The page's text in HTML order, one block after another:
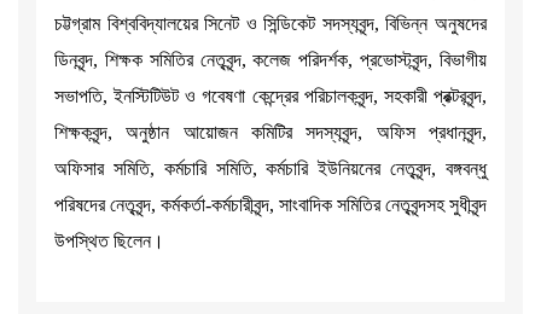
চট্টগ্রাম বিশ্ববিদ্যালয়ের সিনেট ও সিন্ডিকেট সদস্যবৃন্দ, বিভিন্ন অনুষদের
ডিনবৃন্দ, শিক্ষক সমিতির নেতৃবৃন্দ, কলেজ পরিদর্শক, প্রভোস্টবৃন্দ, বিভাগীয়
সভাপতি, ইনস্টিটিউট ও গবেষণা কেন্দ্রের পরিচালকবৃন্দ, সহকারী প্রক্টরবৃন্দ,
শিক্ষকবৃন্দ, অনুষ্ঠান আয়োজন কমিটির সদস্যবৃন্দ, অফিস প্রধানবৃন্দ,
অফিসার সমিতি, কর্মচারি সমিতি, কর্মচারি ইউনিয়নের নেতৃবৃন্দ, বঙ্গবন্ধু
পরিষদের নেতৃবৃন্দ, কর্মকর্তা-কর্মচারীবৃন্দ, সাংবাদিক সমিতির নেতৃবৃন্দসহ সুধীবৃন্দ
উপস্থিত ছিলেন।